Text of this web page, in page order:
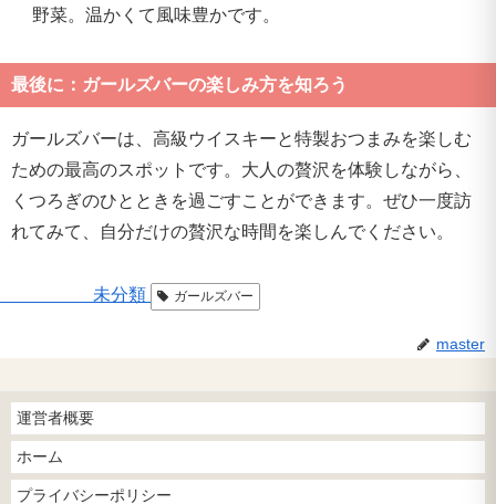
野菜。温かくて風味豊かです。
最後に：ガールズバーの楽しみ方を知ろう
ガールズバーは、高級ウイスキーと特製おつまみを楽しむ
ための最高のスポットです。大人の贅沢を体験しながら、
くつろぎのひとときを過ごすことができます。ぜひ一度訪
れてみて、自分だけの贅沢な時間を楽しんでください。
未分類 ガールズバー
master
運営者概要
ホーム
プライバシーポリシー